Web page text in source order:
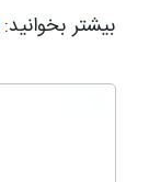
بیشتر بخوانید: